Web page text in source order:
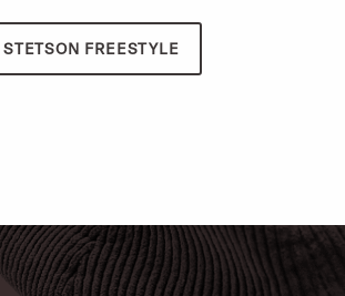
STETSON FREESTYLE